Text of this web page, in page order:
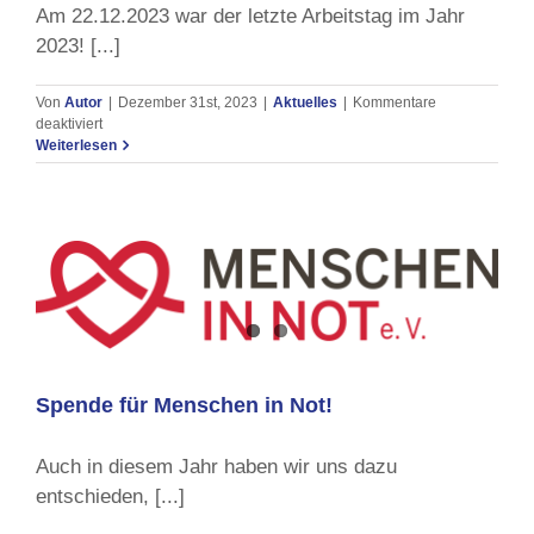
Am 22.12.2023 war der letzte Arbeitstag im Jahr
2023! [...]
Von Autor | Dezember 31st, 2023 | Aktuelles | Kommentare
deaktiviertfür
Ein
paar
letzten
Arbeitstag
2023!
Weiterlesen
Spende für Menschen in Not!
Auch in diesem Jahr haben wir uns dazu
entschieden, [...]